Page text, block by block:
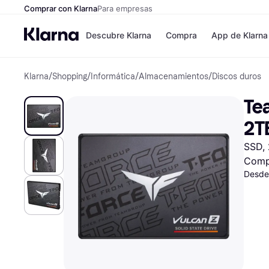
Comprar con KlarnaPara empresas
Descubre Klarna
Formas de pago
Paga ahora
Paga en 3 plazos
Paga en 30 días
Financiación
Klarna en Apple
Compra
Tiendas
Zalando
JD Sports
Directorio de
App de Klarna
Klarna/Shopping/ Informática/Almacenamientos/Discos duros